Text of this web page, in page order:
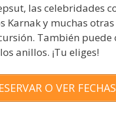
las celebridades
Karnak y muchas
También
anillos. ¡Tu eliges!
O VER